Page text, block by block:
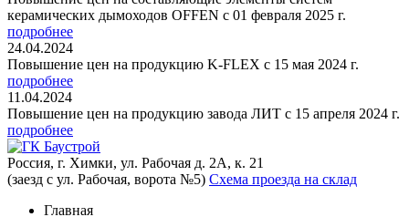
керамических дымоходов OFFEN с 01 февраля 2025 г.
подробнее
24.04.2024
Повышение цен на продукцию K-FLEX с 15 мая 2024 г.
подробнее
11.04.2024
Повышение цен на продукцию завода ЛИТ с 15 апреля 2024 г.
подробнее
Россия, г. Химки, ул. Рабочая д. 2А, к. 21
(заезд с ул. Рабочая, ворота №5) Схема проезда на склад
Главная